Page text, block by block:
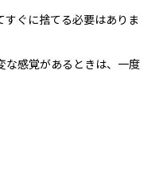
ぐに捨てる必要はありま
な感覚があるときは、一度